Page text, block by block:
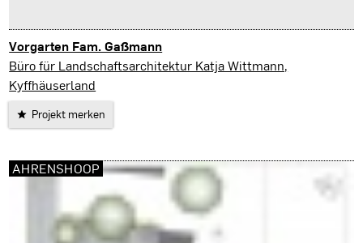
Vorgarten Fam. Gaßmann
Rodeberg
Büro für Landschaftsarchitektur Katja Wittmann,
Kyffhäuserland
Projekt merken
AHRENSHOOP